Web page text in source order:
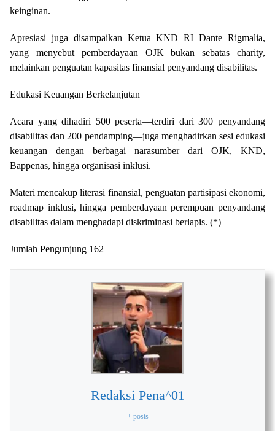
keinginan.
Apresiasi juga disampaikan Ketua KND RI Dante Rigmalia,
yang menyebut pemberdayaan OJK bukan sebatas charity,
melainkan penguatan kapasitas finansial penyandang disabilitas.
Edukasi Keuangan Berkelanjutan
Acara yang dihadiri 500 peserta—terdiri dari 300 penyandang
disabilitas dan 200 pendamping—juga menghadirkan sesi edukasi
keuangan dengan berbagai narasumber dari OJK, KND,
Bappenas, hingga organisasi inklusi.
Materi mencakup literasi finansial, penguatan partisipasi ekonomi,
roadmap inklusi, hingga pemberdayaan perempuan penyandang
disabilitas dalam menghadapi diskriminasi berlapis. (*)
Jumlah Pengunjung 162
Redaksi Pena^01
+ posts